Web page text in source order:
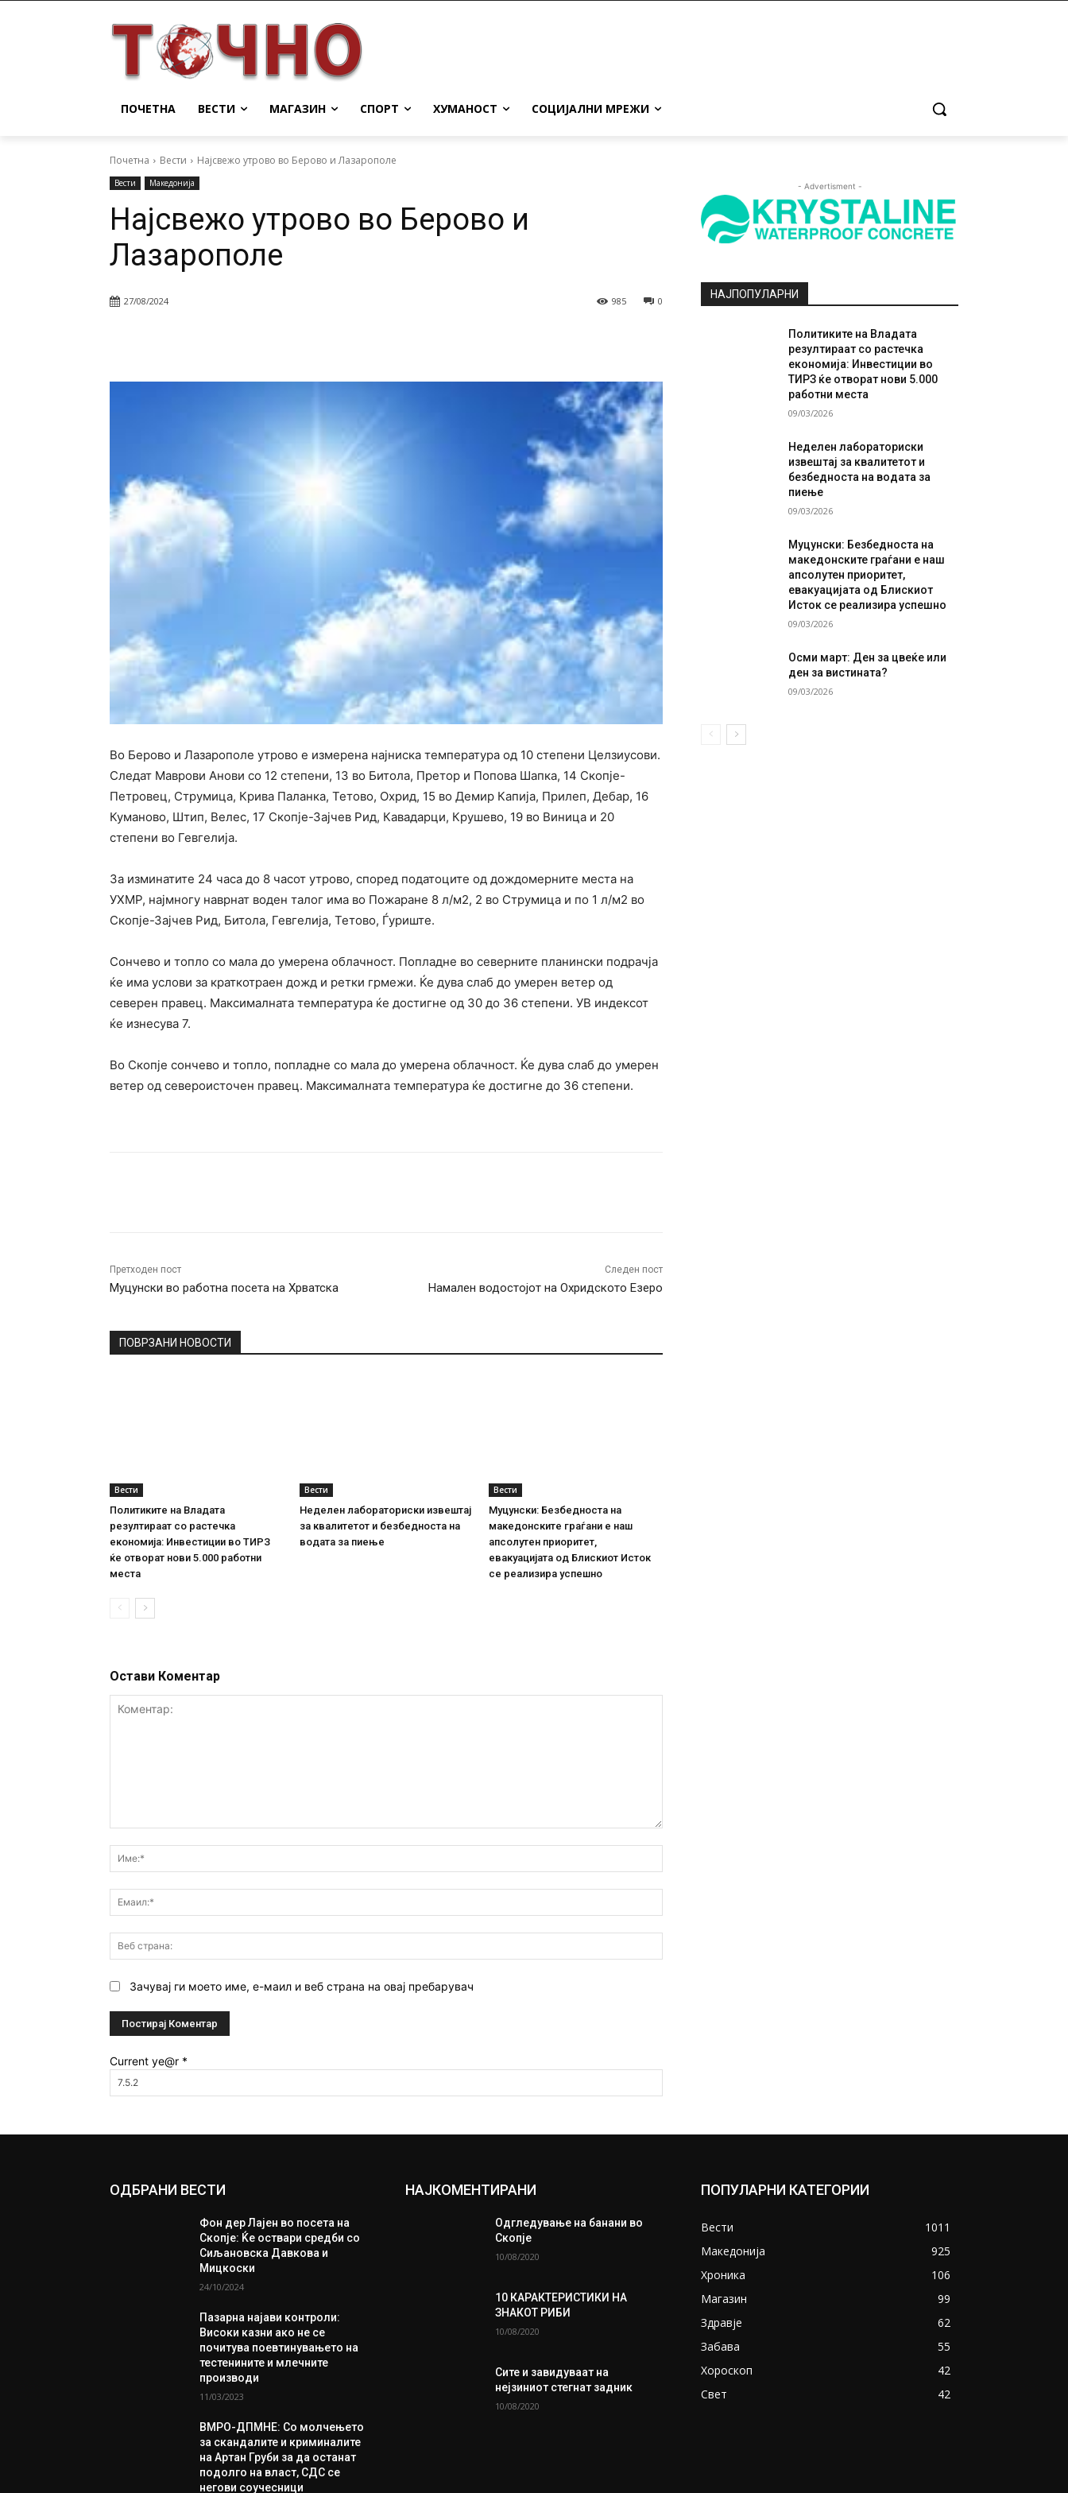
ПОЧЕТНА ВЕСТИ МАГАЗИН СПОРТ ХУМАНОСТ СОЦИЈАЛНИ МРЕЖИ
Почетна Вести Најсвежо утрово во Берово и Лазарополе
Вести Македонија
Најсвежо утрово во Берово и
Лазарополе
27/08/2024 0
985
Во Берово и Лазарополе утрово е измерена најниска температура од 10 степени Целзиусови.
Следат Маврови Анови со 12 степени, 13 во Битола, Претор и Попова Шапка, 14 Скопје-
Петровец, Струмица, Крива Паланка, Тетово, Охрид, 15 во Демир Капија, Прилеп, Дебар, 16
Куманово, Штип, Велес, 17 Скопје-Зајчев Рид, Кавадарци, Крушево, 19 во Виница и 20
степени во Гевгелија.
За изминатите 24 часа до 8 часот утрово, според податоците од дождомерните места на
УХМР, најмногу наврнат воден талог има во Пожаране 8 л/м2, 2 во Струмица и по 1 л/м2 во
Скопје-Зајчев Рид, Битола, Гевгелија, Тетово, Ѓуриште.
Сончево и топло со мала до умерена облачност. Попладне во северните планински подрачја
ќе има услови за краткотраен дожд и ретки грмежи. Ќе дува слаб до умерен ветер од
северен правец. Максималната температура ќе достигне од 30 до 36 степени. УВ индексот
ќе изнесува 7.
Во Скопје сончево и топло, попладне со мала до умерена облачност. Ќе дува слаб до умерен
ветер од североисточен правец. Максималната температура ќе достигне до 36 степени.
Претходен пост
Муцунски во работна посета на Хрватска
Следен пост
Намален водостојот на Охридското Езеро
ПОВРЗАНИ НОВОСТИ
Вести
Политиките на Владата
резултираат со растечка
економија: Инвестиции во ТИРЗ
ќе отворат нови 5.000 работни
места
Вести
Неделен лабораториски извештај
за квалитетот и безбедноста на
водата за пиење
Вести
Муцунски: Безбедноста на
македонските граѓани е наш
апсолутен приоритет,
евакуацијата од Блискиот Исток
се реализира успешно
Остави Коментар
страна:
Зачувај ги моето име, е-маил и веб страна на овај пребарувач
Current ye@r *
- Advertisment -
НАЈПОПУЛАРНИ
Политиките на Владата
резултираат со растечка
економија: Инвестиции во
ТИРЗ ќе отворат нови 5.000
работни места
09/03/2026
Неделен лабораториски
извештај за квалитетот и
безбедноста на водата за
пиење
09/03/2026
Муцунски: Безбедноста на
македонските граѓани е наш
апсолутен приоритет,
евакуацијата од Блискиот
Исток се реализира успешно
09/03/2026
Осми март: Ден за цвеќе или
ден за вистината?
09/03/2026
ОДБРАНИ ВЕСТИ
Фон дер Лајен во посета на
Скопје: Ќе оствари средби со
Сиљановска Давкова и
Мицкоски
24/10/2024
Пазарна најави контроли:
Високи казни ако не се
почитува поевтинувањето на
тестенините и млечните
производи
11/03/2023
ВМРО-ДПМНЕ: Со молчењето
за скандалите и криминалите
на Артан Груби за да останат
подолго на власт, СДС се
негови соучесници
НАЈКОМЕНТИРАНИ
Одгледување на банани во
Скопје
10/08/2020
10 КАРАКТЕРИСТИКИ НА
ЗНАКОТ РИБИ
10/08/2020
Сите и завидуваат на
нејзиниот стегнат задник
10/08/2020
ПОПУЛАРНИ КАТЕГОРИИ
Вести
1011
Македонија
925
Хроника
106
Магазин
99
Здравје
62
Забава
55
Хороскоп
42
Свет
42